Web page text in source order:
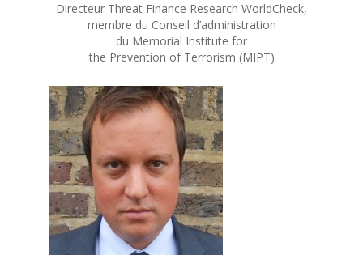
Directeur Threat Finance Research WorldCheck,
membre du Conseil d’administration
du Memorial Institute for
the Prevention of Terrorism (MIPT)